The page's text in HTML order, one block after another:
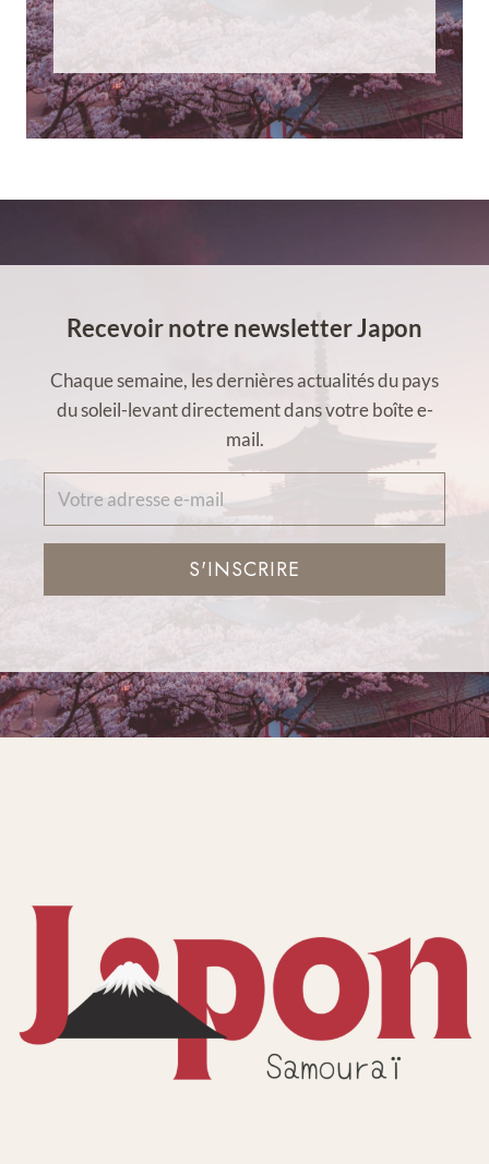
Recevoir notre newsletter Japon
Chaque semaine, les dernières actualités du pays
du soleil-levant directement dans votre boîte e-
mail.
S'INSCRIRE